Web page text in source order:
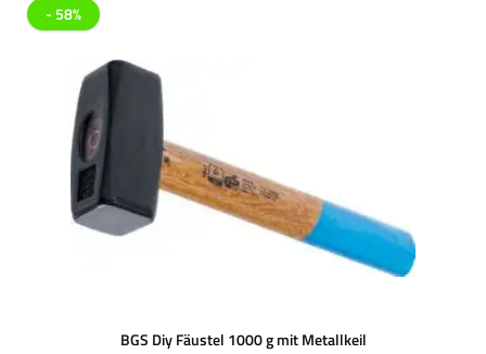
- 58%
BGS Diy Fäustel 1000 g mit Metallkeil